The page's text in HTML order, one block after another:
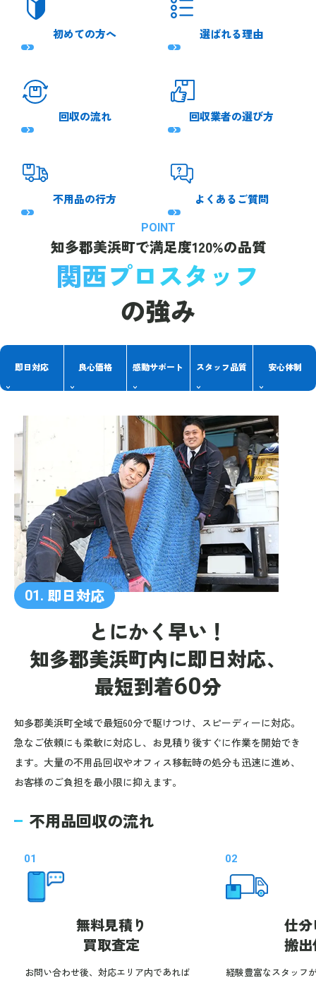
初めての方へ 選ばれる理由
回収の流れ 回収業者の選び方
不用品の行方 よくあるご質問
POINT
知多郡美浜町で満足度120%の品質
関西プロスタッフ
の強み
即日対応 良心価格 感動サポート スタッフ品質 安心体制
01. 即日対応
とにかく早い！
知多郡美浜町内に即日対応、
最短到着60分
知多郡美浜町全域で最短60分で駆けつけ、スピーディーに対応。
急なご依頼にも柔軟に対応し、お見積り後すぐに作業を開始でき
ます。大量の不用品回収やオフィス移転時の処分も迅速に進め、
お客様のご負担を最小限に抑えます。
不用品回収の流れ
01
無料見積り
買取査定
お問い合わせ後、対応エリア内であれば
02
仕
搬
経験豊富なスタッフ